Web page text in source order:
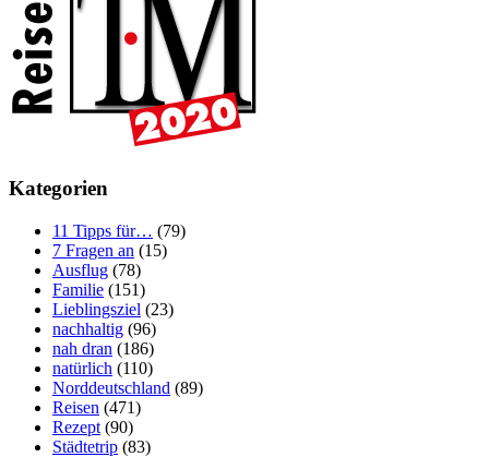
Kategorien
11 Tipps für… (79)
7 Fragen an (15)
Ausflug (78)
Familie (151)
Lieblingsziel (23)
nachhaltig (96)
nah dran (186)
natürlich (110)
Norddeutschland (89)
Reisen (471)
Rezept (90)
Städtetrip (83)